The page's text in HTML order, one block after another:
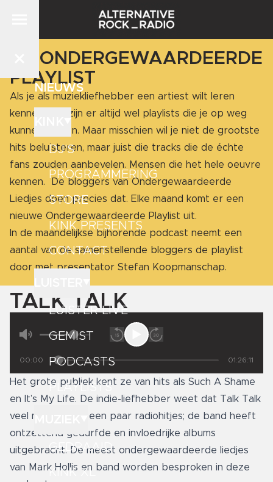
NIEUWS
DJ'S
PROGRAMMERING
STORE
KINK PRESENTS
CONTACT
LUISTER LIVE
GEMIST
PODCASTS
PLAYLISTS
GEDRAAID
KINK XL
DE ONDERGEWAARDEERDE
PLAYLIST
Als je als muziekliefhebber een artiest wilt leren
kennen, dan zijn er altijd wel playlists die je op weg
kunnen helpen. Maar misschien wil je niet de grootste
hits beluisteren, maar juist die tracks die de échte
fans zouden aanbevelen. Mensen die het hele oeuvre
kennen. De bloggers van Ondergewaardeerde
Liedjes doen precies dat. Elke maand komt er een
nieuwe Ondergewaardeerde Playlist uit.
In de maandelijkse bijhorende podcast neemt een
aantal van de samenstellende bloggers de playlist
door met presentator Stefan Koopmanschap.
TALK TALK
00:00 01:26:11
Het grote publiek kent ze van hits als Such A Shame
en It’s My Life. De indie-liefhebber weet dat Talk Talk
veel meer is dan een paar radiohitjes; de band heeft
ontzettend gedurfde en invloedrijke albums
uitgebracht. De meest ondergewaardeerde liedjes
van Mark Hollis en band worden besproken in deze